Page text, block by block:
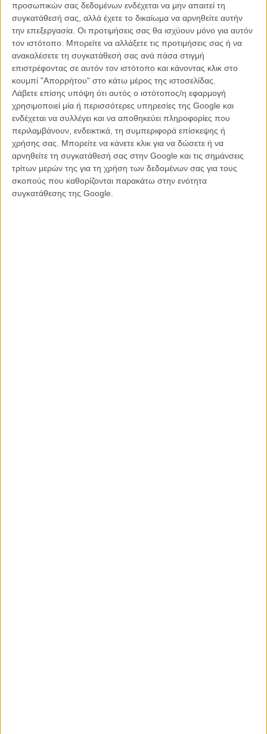
προσωπικών σας δεδομένων ενδέχεται να μην απαιτεί τη
συγκατάθεσή σας, αλλά έχετε το δικαίωμα να αρνηθείτε αυτήν
την επεξεργασία. Οι προτιμήσεις σας θα ισχύουν μόνο για αυτόν
τον ιστότοπο. Μπορείτε να αλλάξετε τις προτιμήσεις σας ή να
ανακαλέσετε τη συγκατάθεσή σας ανά πάσα στιγμή
επιστρέφοντας σε αυτόν τον ιστότοπο και κάνοντας κλικ στο
κουμπί "Απορρήτου" στο κάτω μέρος της ιστοσελίδας.
Λάβετε επίσης υπόψη ότι αυτός ο ιστότοπος/η εφαρμογή
χρησιμοποιεί μία ή περισσότερες υπηρεσίες της Google και
ενδέχεται να συλλέγει και να αποθηκεύει πληροφορίες που
περιλαμβάνουν, ενδεικτικά, τη συμπεριφορά επίσκεψης ή
χρήσης σας. Μπορείτε να κάνετε κλικ για να δώσετε ή να
αρνηθείτε τη συγκατάθεσή σας στην Google και τις σημάνσεις
τρίτων μερών της για τη χρήση των δεδομένων σας για τους
σκοπούς που καθορίζονται παρακάτω στην ενότητα
συγκατάθεσης της Google.
Από τις ταινίες σας, σάς έχουμε γνωρίσει μ’ ένα λόγο που
σχολιάζει τη νεοελληνική κουλτούρα και την κοινωνική
πραγματικότητα της χώρας και της εποχής μας. Υπάρχουν
τέτοιοι σύνδεσμοι στο κείμενο της παράστασης, μια και, παρά
την ψυχαγωγική φόρμα του θρίλερ, μιλά για την ταξική πάλη;
Γιούλα Μπούνταλη: Στη φόρμα του έργου αυτού, τόσο
δραματουργικά και σκηνοθετικά όσο και υποκριτικά, αντλούμε από
μια σειρά από κώδικες όπως το μελόδραμα και τον κλασικό
ρεαλισμό του 4ου τοίχου, τα pulp αστυνομικά νουάρ, το θρίλερ, τα
ασιατικά σπλάτερ, το devised theater και τα happenings σε
δημόσιους χώρους. Η εξέλιξη της υπόθεσης και η πορεία της
παράστασης από τα Ψηλά στα Χαμηλά, γίνονται ένα καθώς οι